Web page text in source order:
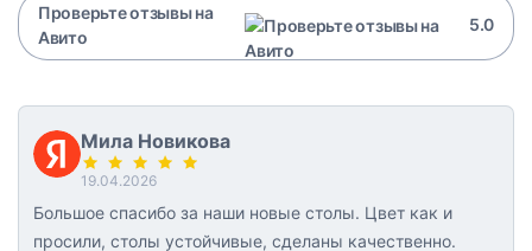
Проверьте отзывы на
Авито
5.0
Мила Новикова
19.04.2026
Большое спасибо за наши новые столы. Цвет как и
просили, столы устойчивые, сделаны качественно.